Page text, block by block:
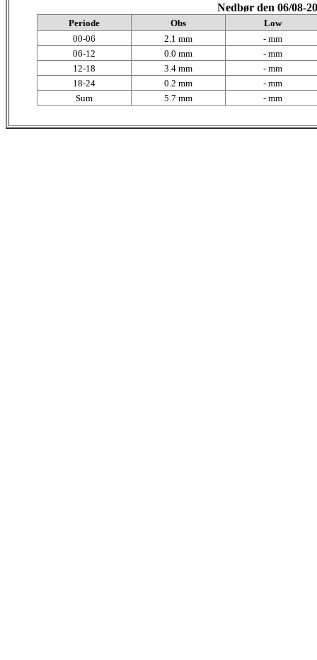
Nedbør den 06/08-
Periode Obs
Low
00-06
2.1 mm
- mm
06-12
0.0 mm
- mm
12-18
3.4 mm
- mm
18-24
0.2 mm
- mm
Sum
5.7 mm - mm